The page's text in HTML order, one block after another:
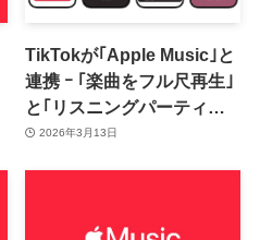
TikTokが｢Apple Music｣と
連携 ｰ ｢楽曲をフル尺再生｣
と｢リスニングパーティー｣
の2つの機能を提供へ
2026年3月13日